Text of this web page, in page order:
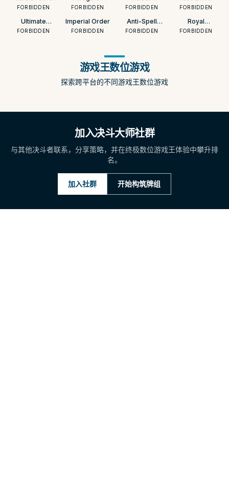
Return
FORBIDDEN
Nightmare
FORBIDDEN
Colosseum
FORBIDDEN FORBIDDEN
Ultimate
Offering
FORBIDDEN
Imperial Order
FORBIDDEN
Anti-Spell
Fragrance
FORBIDDEN
Royal
Oppression
FORBIDDEN
游戏王数位游戏
探索跨平台的不同游戏王数位游戏
探索跨平台的不同游戏王游戏
加入决斗大师社群
与其他决斗者联系，分享策略，并在终极数位游戏王体验中攀升排
名。
加入社群 开始构筑牌组